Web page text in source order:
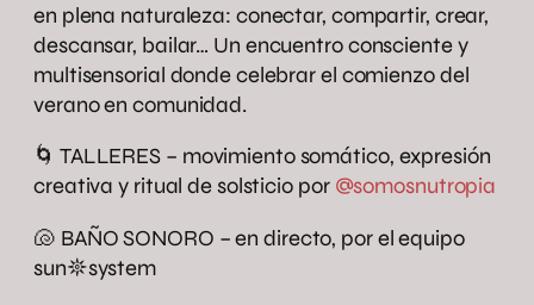
en plena naturaleza: conectar, compartir, crear,
descansar, bailar… Un encuentro consciente y
multisensorial donde celebrar el comienzo del
verano en comunidad.
🌀 TALLERES – movimiento somático, expresión
creativa y ritual de solsticio por @somosnutropia
🐚 BAÑO SONORO – en directo, por el equipo
sun𖤓system